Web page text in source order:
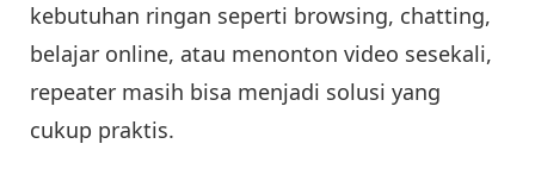
kebutuhan ringan seperti browsing, chatting,
belajar online, atau menonton video sesekali,
repeater masih bisa menjadi solusi yang
cukup praktis.